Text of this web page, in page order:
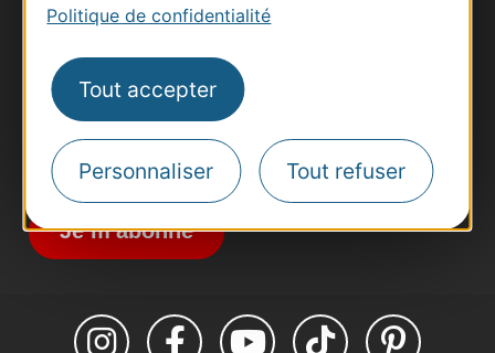
Politique de confidentialité
Tout accepter
Personnaliser Tout refuser
Pros d'Occitanie
Voyagistes
Destination Sport
Inscrivez-vous à la lettre d'information
Destination Occitanie pour recevoir des
suggestions de séjours, de visites et de sorties.
Je m'abonne